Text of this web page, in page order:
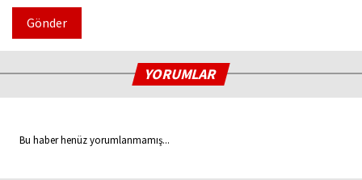
Gönder
YORUMLAR
Bu haber henüz yorumlanmamış...